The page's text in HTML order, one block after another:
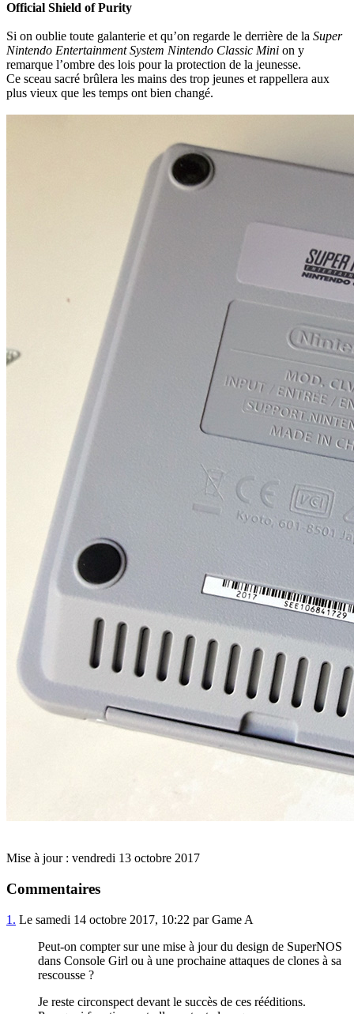
Official Shield of Purity
Si on oublie toute galanterie et qu’on regarde le derrière de la Super
Nintendo Entertainment System Nintendo Classic Mini on y
remarque l’ombre des lois pour la protection de la jeunesse.
Ce sceau sacré brûlera les mains des trop jeunes et rappellera aux
plus vieux que les temps ont bien changé.
Mise à jour : vendredi 13 octobre 2017
Commentaires
1. Le samedi 14 octobre 2017, 10:22 par Game A
Peut-on compter sur une mise à jour du design de SuperNOS
dans Console Girl ou à une prochaine attaques de clones à sa
rescousse ?
Je reste circonspect devant le succès de ces rééditions.